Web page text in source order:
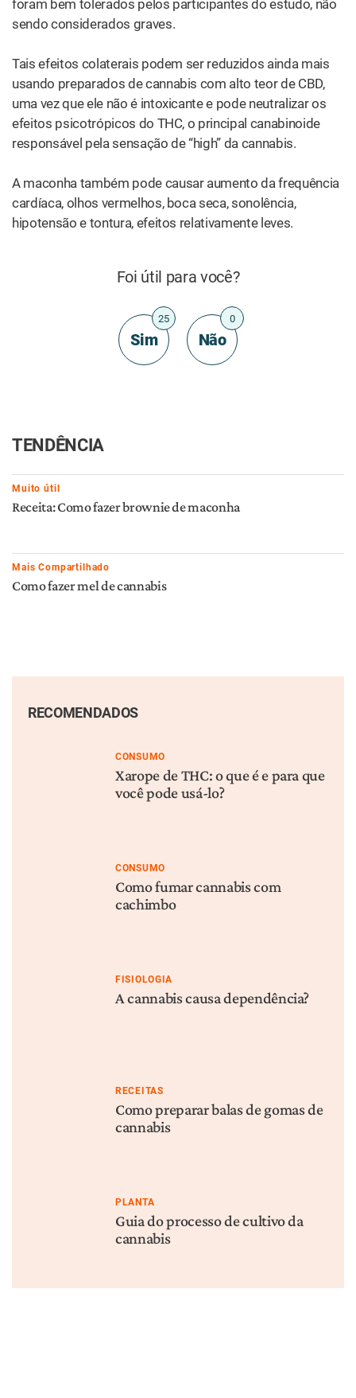
foram bem tolerados pelos participantes do estudo, não
sendo considerados graves.
Tais efeitos colaterais podem ser reduzidos ainda mais
usando preparados de cannabis com alto teor de CBD,
uma vez que ele não é intoxicante e pode neutralizar os
efeitos psicotrópicos do THC, o principal canabinoide
responsável pela sensação de “high” da cannabis.
A maconha também pode causar aumento da frequência
cardíaca, olhos vermelhos, boca seca, sonolência,
hipotensão e tontura, efeitos relativamente leves.
Foi útil para você?
Sim
25
Não
0
TENDÊNCIA
Muito útil
Receita: Como fazer brownie de maconha
Mais Compartilhado
Como fazer mel de cannabis
RECOMENDADOS
CONSUMO
Xarope de THC: o que é e para que
você pode usá-lo?
CONSUMO
Como fumar cannabis com
cachimbo
FISIOLOGIA
A cannabis causa dependência?
RECEITAS
Como preparar balas de gomas de
cannabis
PLANTA
Guia do processo de cultivo da
cannabis